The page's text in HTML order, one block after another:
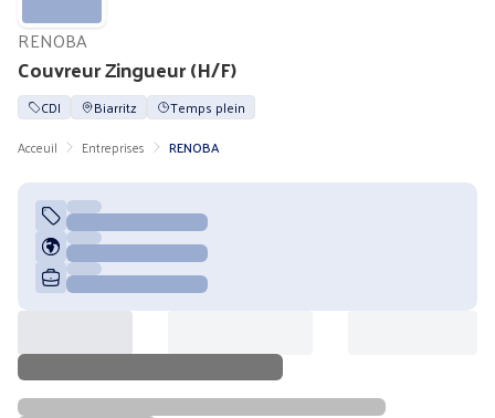
Couvreur Zingueur (H/F)
RENOBA
CDI Biarritz
Temps plein
Acceuil
Entreprises RENOBA